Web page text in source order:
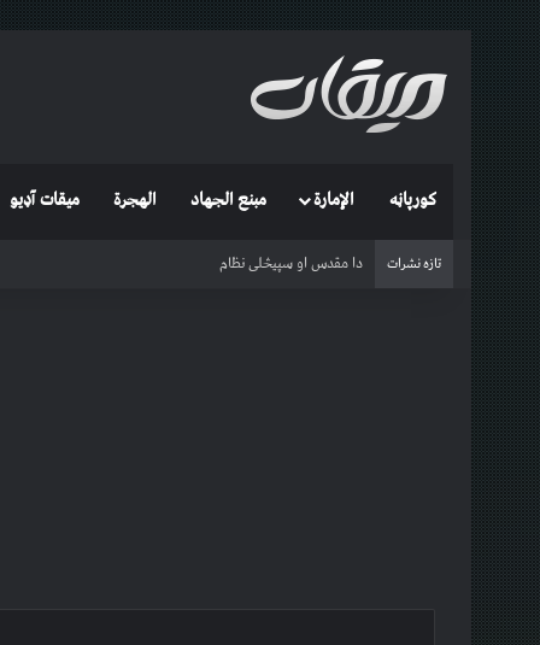
کورپاڼه الإمارة مبنع الجهاد الهجرة میقات آډیو
تازه نشرات Qatil-ul Khawarij (with English subtitles)